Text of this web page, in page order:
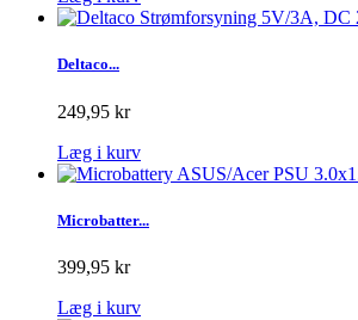
Deltaco...
249,95 kr
Læg i kurv
Microbatter...
399,95 kr
Læg i kurv